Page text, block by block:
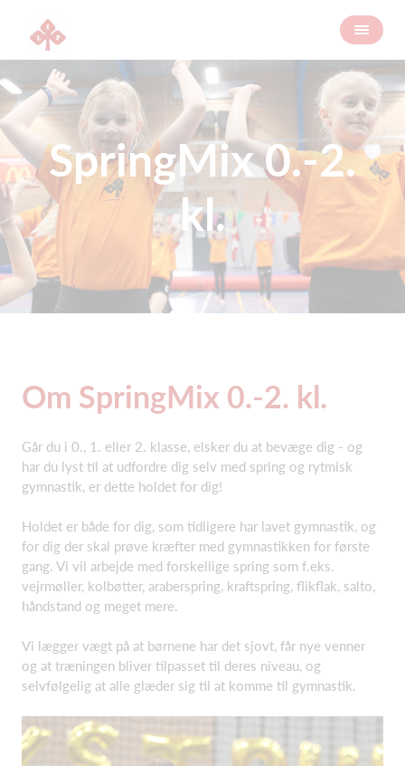
SpringMix 0.-2.
kl.
Om SpringMix 0.-2. kl.
Går du i 0., 1. eller 2. klasse, elsker du at bevæge dig - og
har du lyst til at udfordre dig selv med spring og rytmisk
gymnastik, er dette holdet for dig!
Holdet er både for dig, som tidligere har lavet gymnastik, og
for dig der skal prøve kræfter med gymnastikken for første
gang. Vi vil arbejde med forskellige spring som f.eks.
vejrmøller, kolbøtter, araberspring, kraftspring, flikflak, salto,
håndstand og meget mere.
Vi lægger vægt på at børnene har det sjovt, får nye venner
og at træningen bliver tilpasset til deres niveau, og
selvfølgelig at alle glæder sig til at komme til gymnastik.